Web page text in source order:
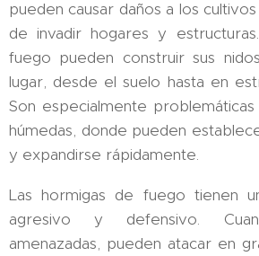
pueden causar daños a los
de invadir hogares y
fuego pueden construir sus
lugar, desde el suelo hasta en
Son especialmente
húmedas, donde pueden
y expandirse rápidamente.
Las hormigas de fuego tienen
agresivo y defensivo.
amenazadas, pueden atacar en